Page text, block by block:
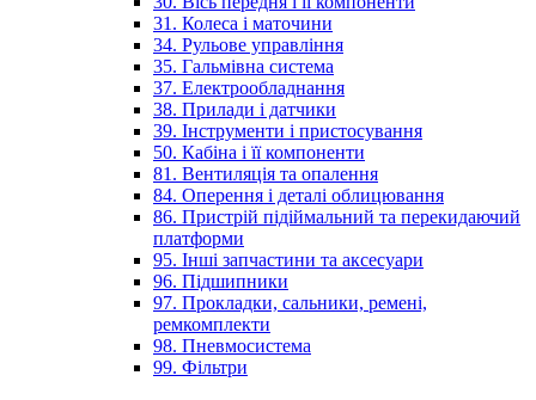
31. Колеса і маточини
34. Рульове управління
35. Гальмівна система
37. Електрообладнання
38. Прилади і датчики
39. Інструменти і пристосування
50. Кабіна і її компоненти
81. Вентиляція та опалення
84. Оперення і деталі облицювання
86. Пристрій підіймальний та перекидаючий
платформи
95. Інші запчастини та аксесуари
96. Підшипники
97. Прокладки, сальники, ремені,
ремкомплекти
98. Пневмосистема
99. Фільтри